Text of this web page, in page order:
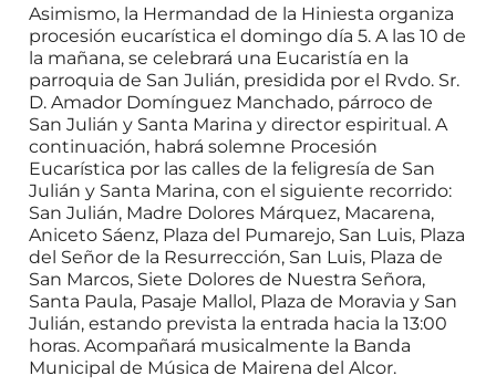
Asimismo, la Hermandad de la Hiniesta organiza
procesión eucarística el domingo día 5. A las 10 de
la mañana, se celebrará una Eucaristía en la
parroquia de San Julián, presidida por el Rvdo. Sr.
D. Amador Domínguez Manchado, párroco de
San Julián y Santa Marina y director espiritual. A
continuación, habrá solemne Procesión
Eucarística por las calles de la feligresía de San
Julián y Santa Marina, con el siguiente recorrido:
San Julián, Madre Dolores Márquez, Macarena,
Aniceto Sáenz, Plaza del Pumarejo, San Luis, Plaza
del Señor de la Resurrección, San Luis, Plaza de
San Marcos, Siete Dolores de Nuestra Señora,
Santa Paula, Pasaje Mallol, Plaza de Moravia y San
Julián, estando prevista la entrada hacia la 13:00
horas. Acompañará musicalmente la Banda
Municipal de Música de Mairena del Alcor.